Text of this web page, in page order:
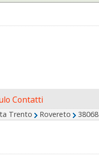
Contatti
Trento Rovereto 38068